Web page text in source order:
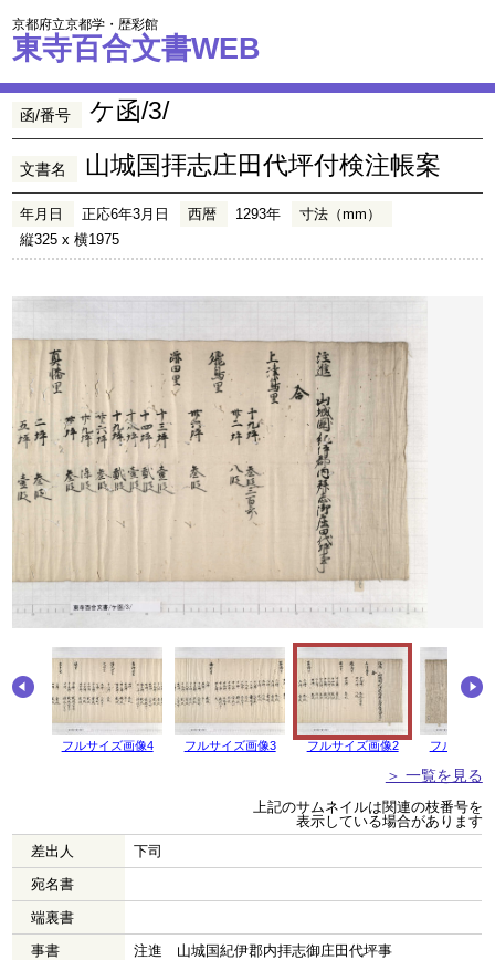
京都府立京都学・歴彩館
東寺百合文書WEB
函/番号 ケ函/3/
文書名 山城国拝志庄田代坪付検注帳案
年月日 正応6年3月日 西暦 1293年
寸法（mm）
縦325 x 横1975
フルサイズ画像4 フルサイズ画像3 フルサイズ画像2 フルサイズ
＞ 一覧を見る
上記のサムネイルは関連の枝番号を
表示している場合があります
差出人
下司
宛名書
端裏書
事書
注進 山城国紀伊郡内拝志御庄田代坪事